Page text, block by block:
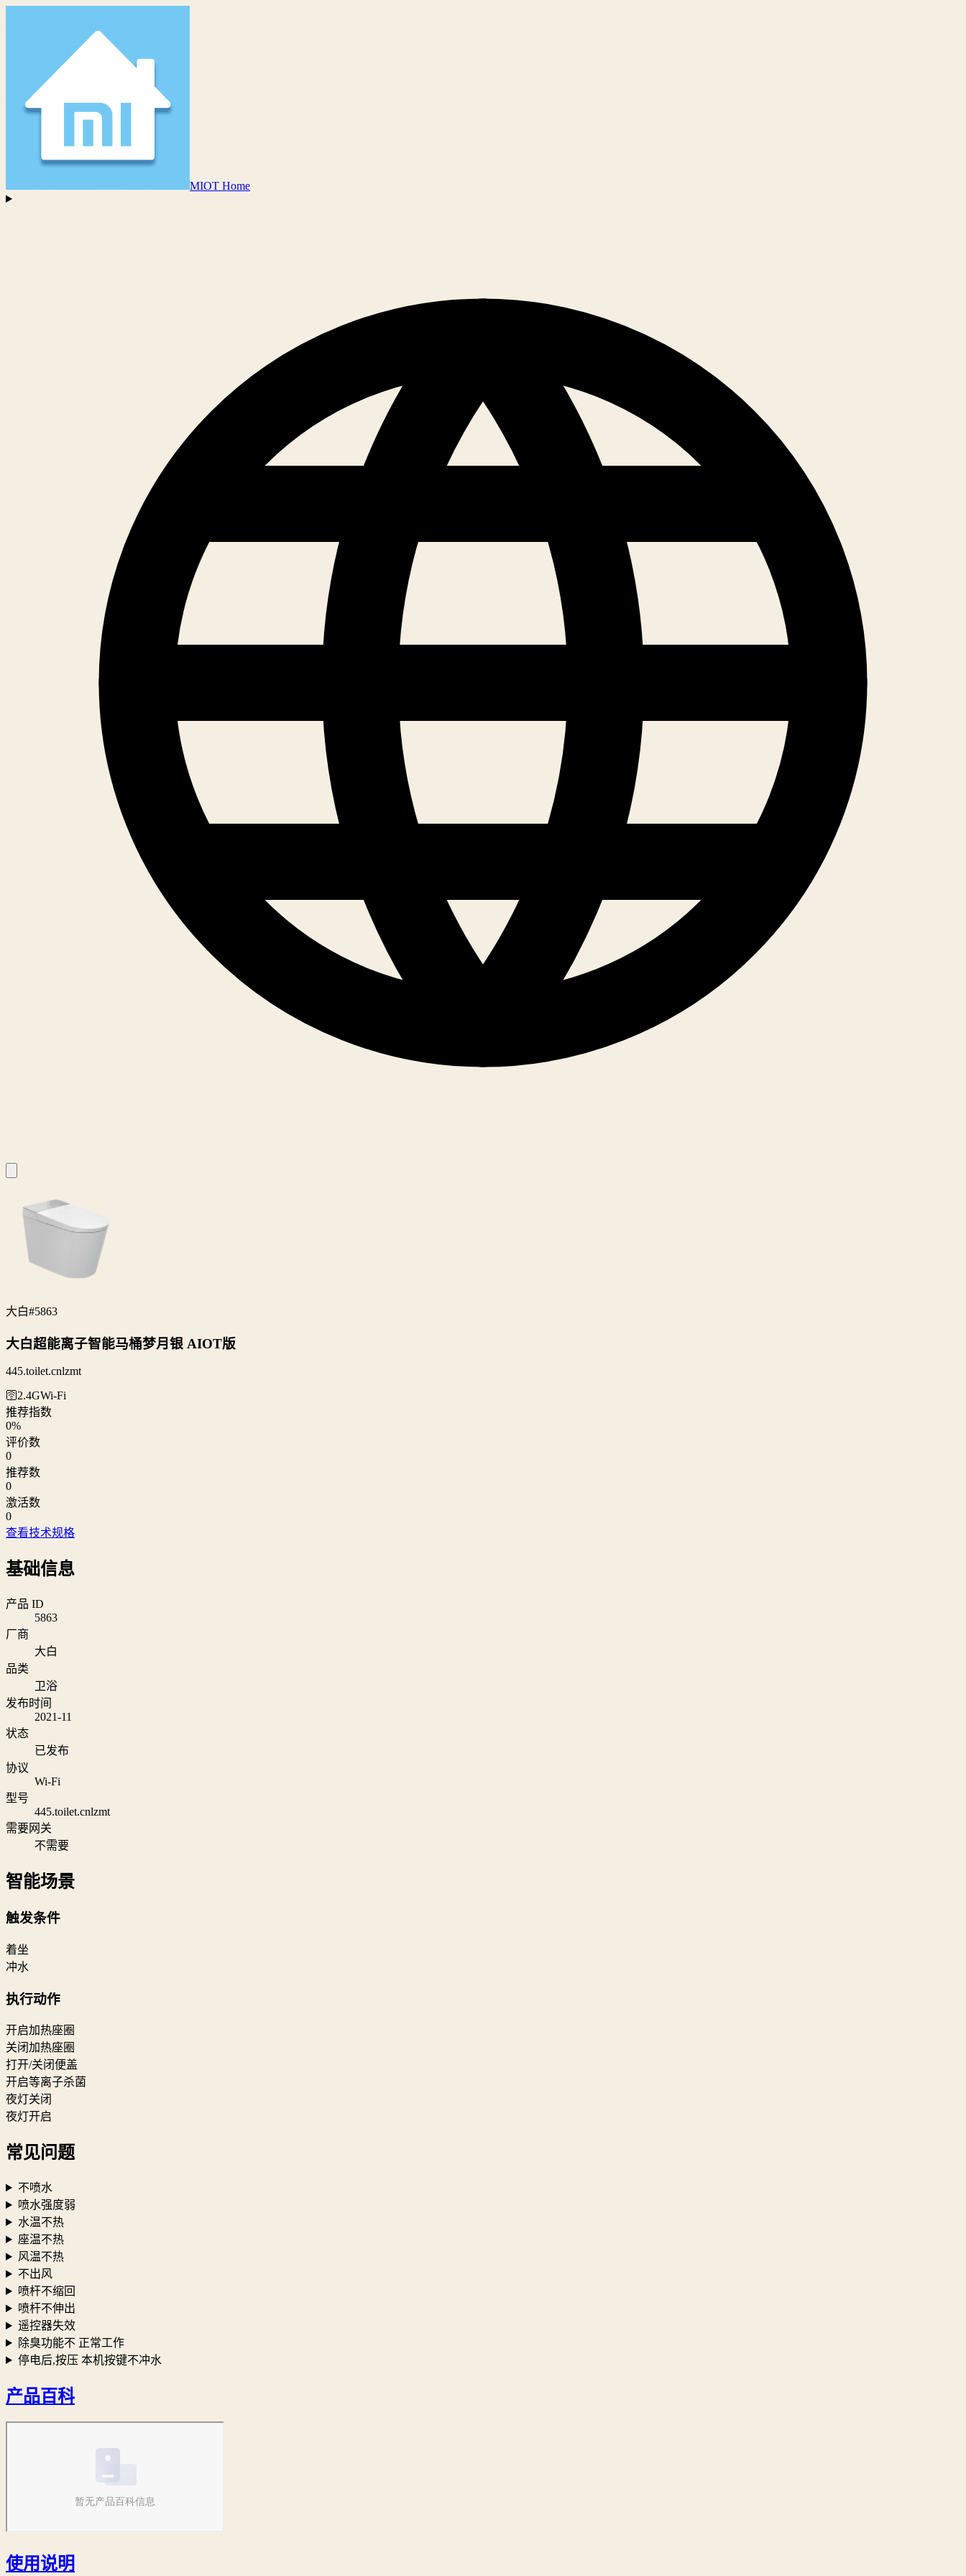
MIOT Home
大白#5863
大白超能离子智能马桶梦月银 AIOT版
445.toilet.cnlzmt
🛜2.4GWi‑Fi
推荐指数
0%
评价数
0
推荐数
0
激活数
0
查看技术规格
基础信息
产品 ID
5863
厂商
大白
品类
卫浴
发布时间
2021-11
状态
已发布
协议
Wi‑Fi
型号
445.toilet.cnlzmt
需要网关
不需要
智能场景
触发条件
着坐
冲水
执行动作
开启加热座圈
关闭加热座圈
打开/关闭便盖
开启等离子杀菌
夜灯关闭
夜灯开启
常见问题
不喷水
喷水强度弱
水温不热
座温不热
风温不热
不出风
喷杆不缩回
喷杆不伸出
遥控器失效
除臭功能不 正常工作
停电后,按压 本机按键不冲水
产品百科
使用说明